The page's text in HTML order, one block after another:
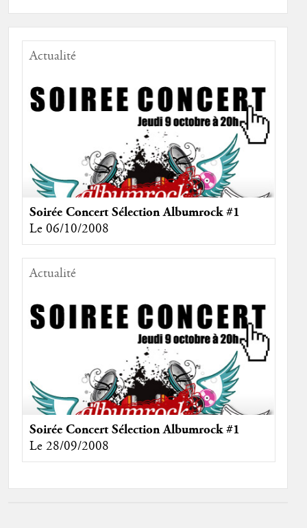
Actualité
Soirée Concert Sélection Albumrock #1
Le 06/10/2008
Actualité
Soirée Concert Sélection Albumrock #1
Le 28/09/2008